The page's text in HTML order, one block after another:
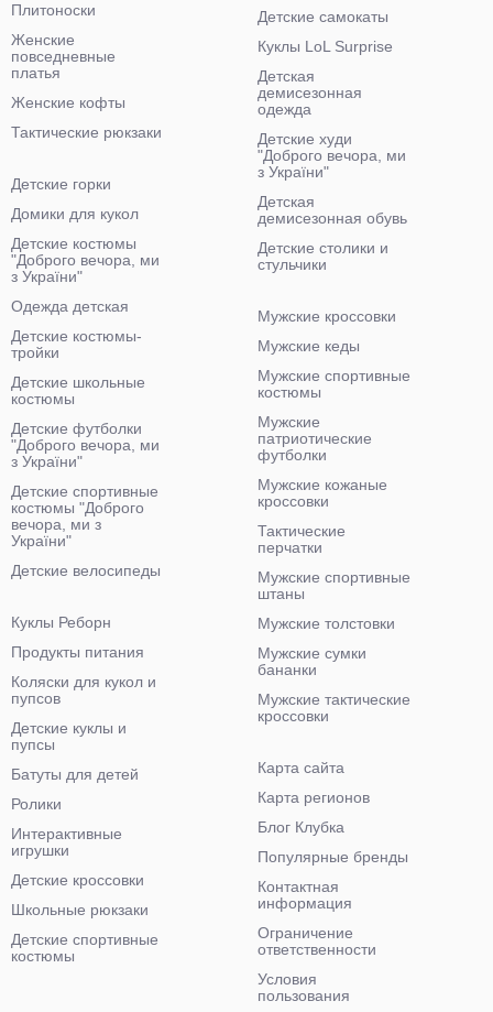
Плитоноски
Женские
повседневные
платья
Женские кофты
Тактические рюкзаки
Детские самокаты
Куклы LoL Surprise
Детская
демисезонная
одежда
Детские худи
"Доброго вечора, ми
з України"
Детская
демисезонная обувь
Детские столики и
стульчики
Детские горки
Домики для кукол
Детские костюмы
"Доброго вечора, ми
з України"
Одежда детская
Детские костюмы-
тройки
Детские школьные
костюмы
Детские футболки
"Доброго вечора, ми
з України"
Детские спортивные
костюмы "Доброго
вечора, ми з
України"
Детские велосипеды
Мужские кроссовки
Мужские кеды
Мужские спортивные
костюмы
Мужские
патриотические
футболки
Мужские кожаные
кроссовки
Тактические
перчатки
Мужские спортивные
штаны
Мужские толстовки
Мужские сумки
бананки
Мужские тактические
кроссовки
Куклы Реборн
Продукты питания
Коляски для кукол и
пупсов
Детские куклы и
пупсы
Батуты для детей
Ролики
Интерактивные
игрушки
Детские кроссовки
Школьные рюкзаки
Детские спортивные
костюмы
Карта сайта
Карта регионов
Блог Клубка
Популярные бренды
Контактная
информация
Ограничение
ответственности
Условия
пользования